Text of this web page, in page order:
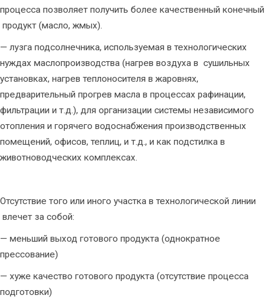
процесса позволяет получить более качественный конечный
продукт (масло, жмых).
— лузга подсолнечника, используемая в технологических
нуждах маслопроизводства (нагрев воздуха в сушильных
установках, нагрев теплоносителя в жаровнях,
предварительный прогрев масла в процессах рафинации,
фильтрации и т.д.), для организации системы независимого
отопления и горячего водоснабжения производственных
помещений, офисов, теплиц, и т.д., и как подстилка в
животноводческих комплексах.
Отсутствие того или иного участка в технологической линии
влечет за собой:
— меньший выход готового продукта (однократное
прессование)
— хуже качество готового продукта (отсутствие процесса
подготовки)